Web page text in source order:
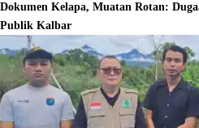
Dokumen Kelapa, Muatan Rotan:
Publik Kalbar